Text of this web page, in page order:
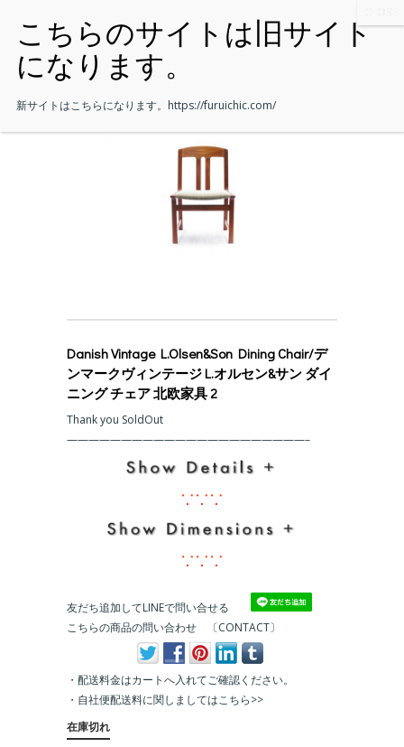
Danish Vintage L.Olsen&Son Dining Chair/デ
ンマークヴィンテージ L.オルセン&サン ダイ
ニング チェア 北欧家具 2
Thank you SoldOut
友だち追加してLINEで問い合せる
こちらの商品の問い合わせ 〔CONTACT〕
・配送料金はカートへ入れてご確認ください。
・ 自社便配送料に関しましてはこちら>>
在庫切れ
新サイトはこちらになります。 https://furuichic.com/